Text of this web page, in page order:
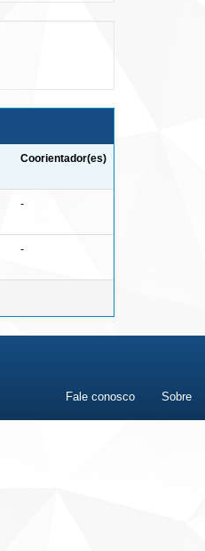
Coorientador(es)
-
-
Fale conosco Sobre